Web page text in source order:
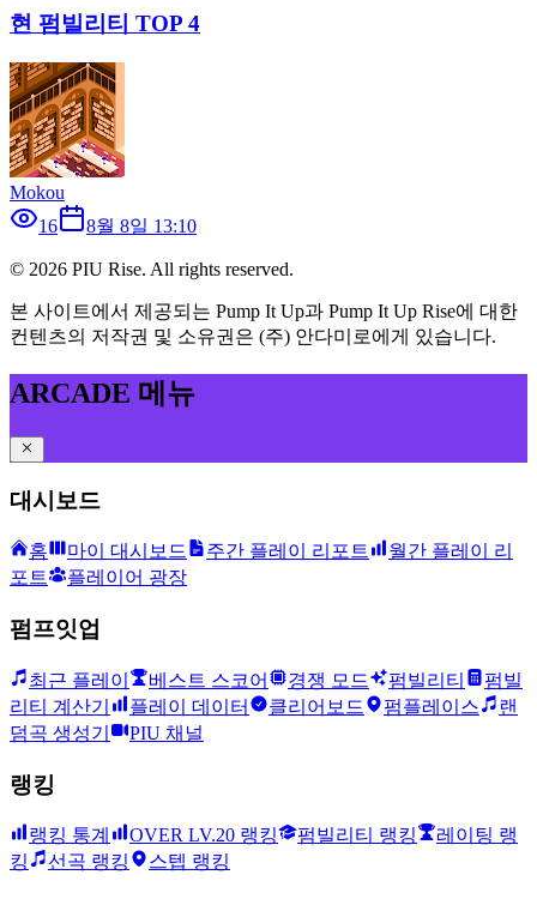
현 펌빌리티 TOP 4
Mokou
16
8월 8일 13:10
© 2026 PIU Rise. All rights reserved.
본 사이트에서 제공되는 Pump It Up과 Pump It Up Rise에 대한
컨텐츠의 저작권 및 소유권은 (주) 안다미로에게 있습니다.
ARCADE 메뉴
대시보드
홈 마이 대시보드 주간 플레이 리포트
월간 플레이 리
포트
플레이어 광장
펌프잇업
최근 플레이 베스트 스코어 경쟁 모드 펌빌리티
펌빌
리티 계산기
플레이 데이터 클리어보드 펌플레이스
랜
덤곡 생성기
PIU 채널
랭킹
랭킹 통계 OVER LV.20 랭킹 펌빌리티 랭킹
레이팅 랭
킹
선곡 랭킹 스텝 랭킹